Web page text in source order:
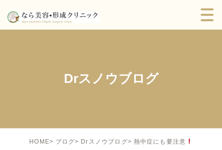
Drスノウブログ
HOME ブログ Drスノウブログ 熱中症にも要注意